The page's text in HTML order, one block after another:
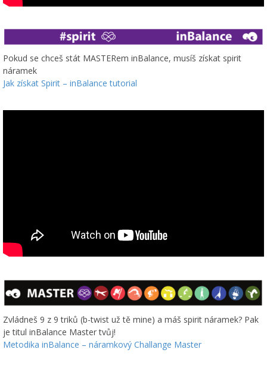
Pokud se chceš stát MASTERem inBalance, musíš získat spirit
náramek
Jak získat Spirit – inBalance tutorial
Zvládneš 9 z 9 triků (b-twist už tě mine) a máš spirit náramek? Pak
je titul inBalance Master tvůj!
Metodika inBalance – náramkový Challange Master